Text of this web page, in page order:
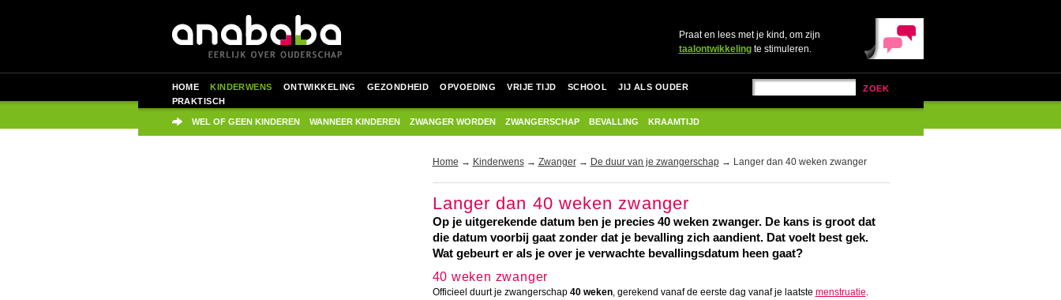
Praat en lees met je kind, om zijn
taalontwikkelingte stimuleren.
ZOEK
HOME KINDERWENS ONTWIKKELING GEZONDHEID OPVOEDING VRIJE TIJD SCHOOL
JIJ ALS OUDER
PRAKTISCH
WEL OF GEEN KINDEREN WANNEER KINDEREN ZWANGER WORDEN ZWANGERSCHAP BEVALLING KRAAMTIJD
Home → Kinderwens→ Zwanger→ De duur van je zwangerschap→ Langer dan 40 weken zwanger
Langer dan 40 weken zwanger
Op je uitgerekende datum ben je precies 40 weken zwanger. De kans is groot dat
die datum voorbij gaat zonder dat je bevalling zich aandient. Dat voelt best gek.
Wat gebeurt er als je over je verwachte bevallingsdatum heen gaat?
40 weken zwanger
Officieel duurt je zwangerschap 40 weken, gerekend vanaf de eerste dag vanaf je laatste menstruatie.